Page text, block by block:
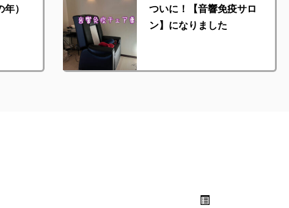
）
ついに！【音響免疫サロ
ン】になりました